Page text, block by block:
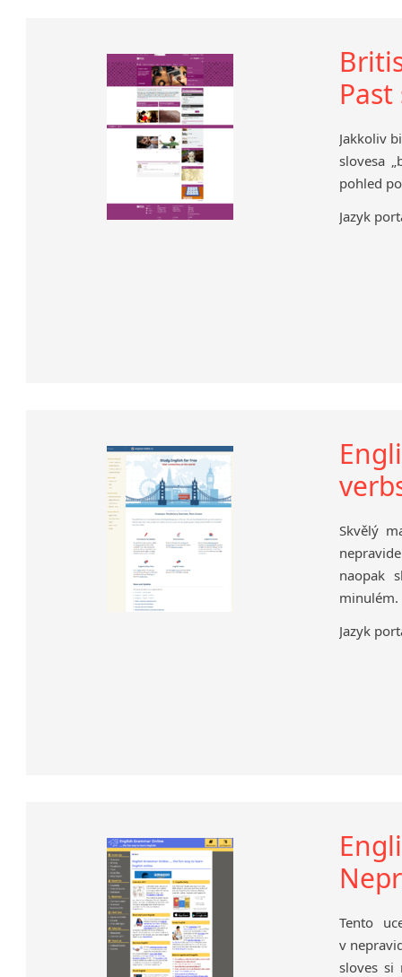
Jakkoliv
slovesa
pohled
Jazyk
Skvělý
naopak
minulém.
Jazyk
Tento
v
sloves si